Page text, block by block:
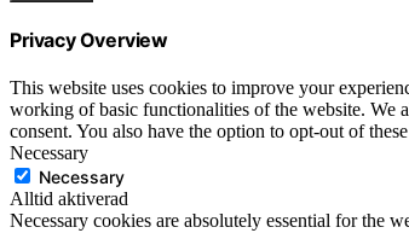
Privacy Overview
This website uses cookies to improve your
working of basic functionalities of the website. We
consent. You also have the option to opt-out of
Necessary
Necessary
Alltid aktiverad
Necessary cookies are absolutely essential for the